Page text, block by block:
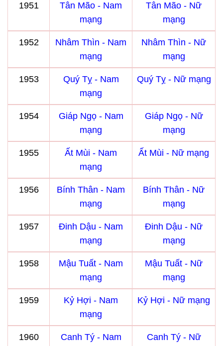
1951
Tân Mão - Nam
mạng
Tân Mão - Nữ
mạng
1952
Nhâm Thìn - Nam
mạng
Nhâm Thìn - Nữ
mạng
1953
Quý Tỵ - Nam
mạng
Quý Tỵ - Nữ mạng
1954
Giáp Ngọ - Nam
mạng
Giáp Ngọ - Nữ
mạng
1955
Ất Mùi - Nam
mạng
Ất Mùi - Nữ mạng
1956
Bính Thân - Nam
mạng
Bính Thân - Nữ
mạng
1957
Đinh Dậu - Nam
mạng
Đinh Dậu - Nữ
mạng
1958
Mậu Tuất - Nam
mạng
Mậu Tuất - Nữ
mạng
1959
Kỷ Hợi - Nam
mạng
Kỷ Hợi - Nữ mạng
1960
Canh Tý - Nam
Canh Tý - Nữ